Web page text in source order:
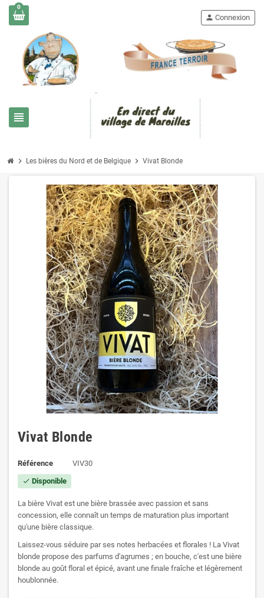
0
view_headline
person Connexion
chevron_right Les bières du Nord et de Belgique chevron_right Vivat Blonde
Vivat Blonde
Référence VIV30
check Disponible
La bière Vivat est une bière brassée avec passion et sans
concession, elle connaît un temps de maturation plus important
qu'une bière classique.
Laissez-vous séduire par ses notes herbacées et florales ! La Vivat
blonde propose des parfums d'agrumes ; en bouche, c'est une bière
blonde au goût floral et épicé, avant une finale fraîche et légèrement
houblonnée.